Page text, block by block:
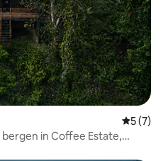
5 (7)
in Coffee Estate,